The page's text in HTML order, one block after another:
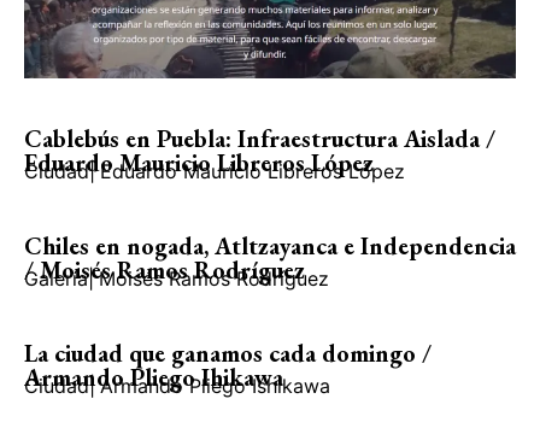
Cablebús en Puebla: Infraestructura Aislada /
Eduardo Mauricio Libreros López
Ciudad| Eduardo Mauricio Libreros López
Chiles en nogada, Atltzayanca e Independencia
/ Moisés Ramos Rodríguez
Galería| Moisés Ramos Rodríguez
La ciudad que ganamos cada domingo /
Armando Pliego Ihikawa
Ciudad| Armando Pliego Ishikawa